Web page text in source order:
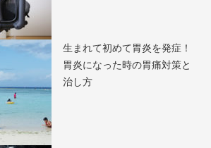
生まれて初めて胃炎を発症！
胃炎になった時の胃痛対策と
治し方